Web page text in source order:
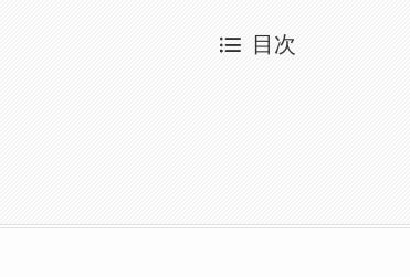
目次